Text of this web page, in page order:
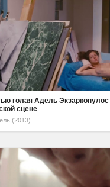
голая Адель Экзаркопулос
сцене
(2013)